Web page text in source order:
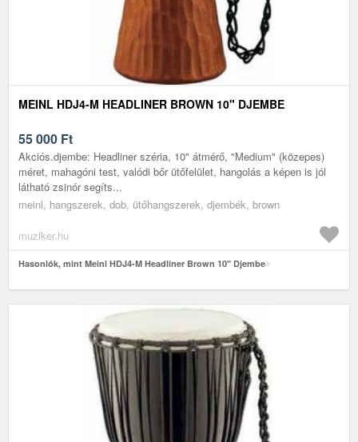
MEINL HDJ4-M HEADLINER BROWN 10" DJEMBE
55 000 Ft
Akciós.djembe: Headliner széria, 10" átmérő, "Medium" (közepes)
méret, mahagóni test, valódi bőr ütőfelület, hangolás a képen is jól
látható zsinór segíts...
meinl, hangszerek, dob, ütőhangszerek, djembék, brown
muziker.hu
Hasonlók, mint Meinl HDJ4-M Headliner Brown 10" Djembe